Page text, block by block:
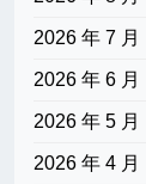
2026 年 7 月
2026 年 6 月
2026 年 5 月
2026 年 4 月